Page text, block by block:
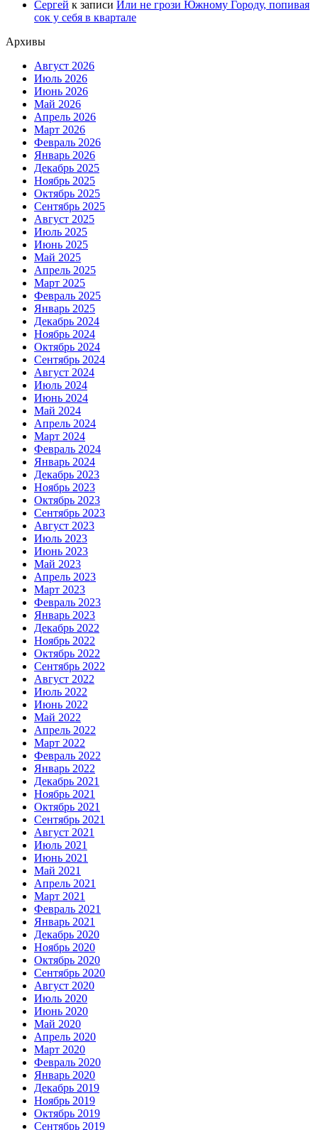
Сергей к записи Или не грози Южному Городу, попивая
сок у себя в квартале
Архивы
Август 2026
Июль 2026
Июнь 2026
Май 2026
Апрель 2026
Март 2026
Февраль 2026
Январь 2026
Декабрь 2025
Ноябрь 2025
Октябрь 2025
Сентябрь 2025
Август 2025
Июль 2025
Июнь 2025
Май 2025
Апрель 2025
Март 2025
Февраль 2025
Январь 2025
Декабрь 2024
Ноябрь 2024
Октябрь 2024
Сентябрь 2024
Август 2024
Июль 2024
Июнь 2024
Май 2024
Апрель 2024
Март 2024
Февраль 2024
Январь 2024
Декабрь 2023
Ноябрь 2023
Октябрь 2023
Сентябрь 2023
Август 2023
Июль 2023
Июнь 2023
Май 2023
Апрель 2023
Март 2023
Февраль 2023
Январь 2023
Декабрь 2022
Ноябрь 2022
Октябрь 2022
Сентябрь 2022
Август 2022
Июль 2022
Июнь 2022
Май 2022
Апрель 2022
Март 2022
Февраль 2022
Январь 2022
Декабрь 2021
Ноябрь 2021
Октябрь 2021
Сентябрь 2021
Август 2021
Июль 2021
Июнь 2021
Май 2021
Апрель 2021
Март 2021
Февраль 2021
Январь 2021
Декабрь 2020
Ноябрь 2020
Октябрь 2020
Сентябрь 2020
Август 2020
Июль 2020
Июнь 2020
Май 2020
Апрель 2020
Март 2020
Февраль 2020
Январь 2020
Декабрь 2019
Ноябрь 2019
Октябрь 2019
Сентябрь 2019